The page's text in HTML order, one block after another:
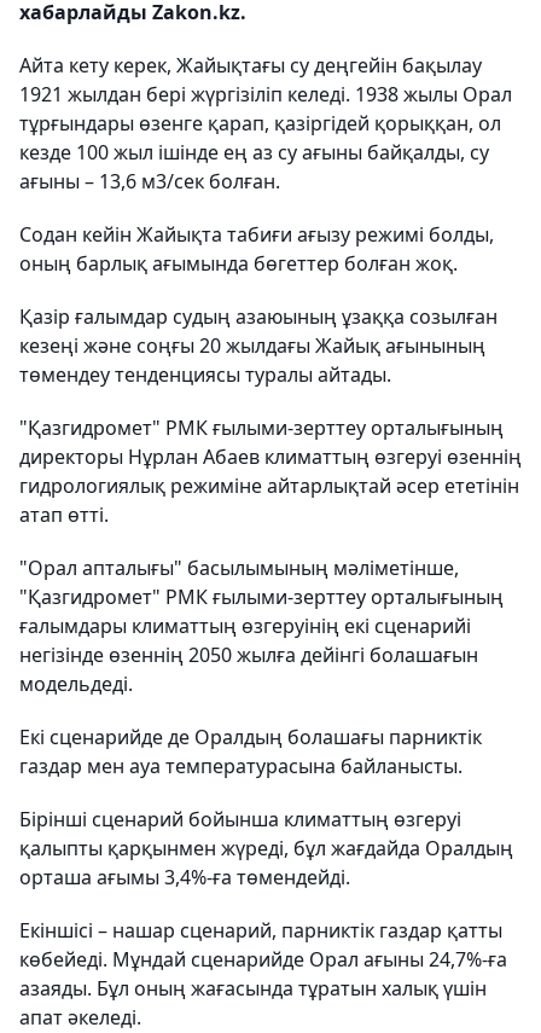
хабарлайды Zakon.kz.
Айта кету керек, Жайықтағы су деңгейін бақылау
1921 жылдан бері жүргізіліп келеді. 1938 жылы Орал
тұрғындары өзенге қарап, қазіргідей қорыққан, ол
кезде 100 жыл ішінде ең аз су ағыны байқалды, су
ағыны – 13,6 м3/сек болған.
Содан кейін Жайықта табиғи ағызу режимі болды,
оның барлық ағымында бөгеттер болған жоқ.
Қазір ғалымдар судың азаюының ұзаққа созылған
кезеңі және соңғы 20 жылдағы Жайық ағынының
төмендеу тенденциясы туралы айтады.
"Қазгидромет" РМК ғылыми-зерттеу орталығының
директоры Нұрлан Абаев климаттың өзгеруі өзеннің
гидрологиялық режиміне айтарлықтай әсер ететінін
атап өтті.
"Орал апталығы" басылымының мәліметінше,
"Қазгидромет" РМК ғылыми-зерттеу орталығының
ғалымдары климаттың өзгеруінің екі сценарийі
негізінде өзеннің 2050 жылға дейінгі болашағын
модельдеді.
Екі сценарийде де Оралдың болашағы парниктік
газдар мен ауа температурасына байланысты.
Бірінші сценарий бойынша климаттың өзгеруі
қалыпты қарқынмен жүреді, бұл жағдайда Оралдың
орташа ағымы 3,4%-ға төмендейді.
Екіншісі – нашар сценарий, парниктік газдар қатты
көбейеді. Мұндай сценарийде Орал ағыны 24,7%-ға
азаяды. Бұл оның жағасында тұратын халық үшін
апат әкеледі.